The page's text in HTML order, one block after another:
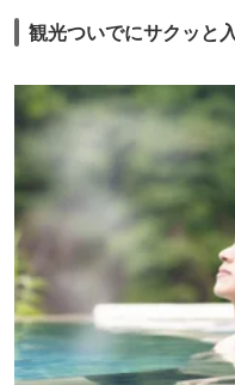
観光ついでにサクッと